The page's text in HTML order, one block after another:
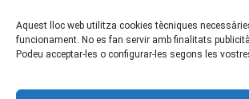
Aquest lloc web utilitza cookies tècniques
funcionament. No es fan servir amb finalitats
Podeu acceptar-les o configurar-les segons les